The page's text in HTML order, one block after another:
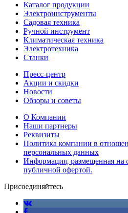
Каталог продукции
Электроинструменты
Садовая техника
Ручной инструмент
Климатическая техника
Электротехника
Станки
Пресс-центр
Акции и скидки
Новости
Обзоры и советы
О Компании
Наши партнеры
Реквизиты
Политика компании в
персональных данных
Информация, размещенная на
публичной офертой.
Присоединяйтесь